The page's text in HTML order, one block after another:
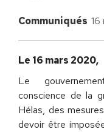
Communiqués
Le 16 mars 2020,
Le
conscience de la
Hélas, des
devoir être